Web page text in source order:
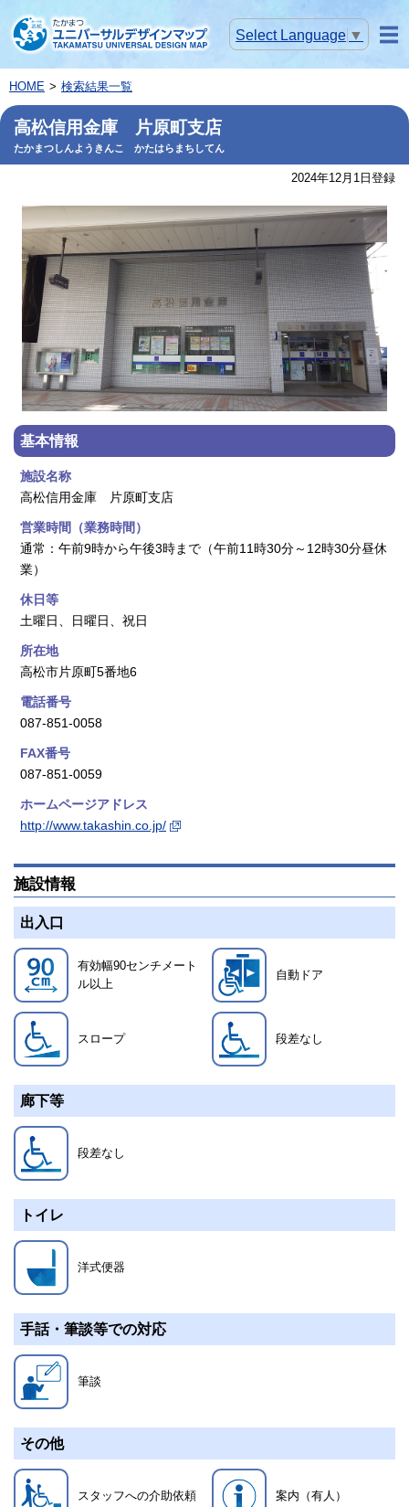
Select Language ▼
HOME 検索結果一覧
高松信用金庫 片原町支店
たかまつしんようきんこ かたはらまちしてん
2024年12月1日登録
基本情報
施設名称
高松信用金庫 片原町支店
営業時間（業務時間）
通常：午前9時から午後3時まで（午前11時30分～12時30分昼休
業）
休日等
土曜日、日曜日、祝日
所在地
高松市片原町5番地6
電話番号
087-851-0058
FAX番号
087-851-0059
ホームページアドレス
http://www.takashin.co.jp/
施設情報
出入口
有効幅90センチメート
ル以上
自動ドア
スロープ 段差なし
廊下等
段差なし
トイレ
洋式便器
手話・筆談等での対応
筆談
その他
スタッフへの介助依頼 案内（有人）